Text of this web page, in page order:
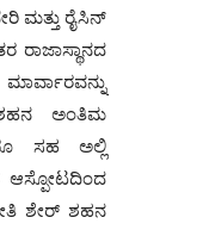
ಮತ್ತು ರೈಸಿನ್
ರಾಜಾಸ್ಥಾನದ
ಅಂತಿಮ
ಸಹ ಅಲ್ಲಿ
ಆಸ್ಪೋಟದಿಂದ
ಶೇರ್ ಶಹನ